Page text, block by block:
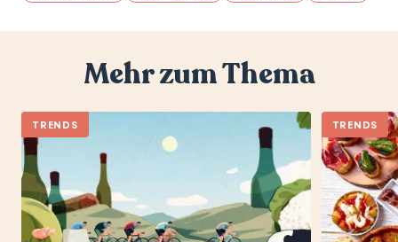
Mehr zum Thema
TRENDS TRENDS